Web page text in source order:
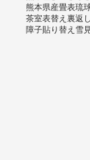
熊本県産畳表琉
茶室表替え 裏返し
障子貼り替え 雪